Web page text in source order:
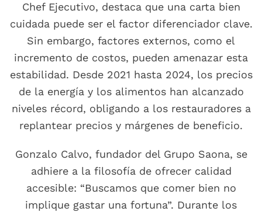
Chef Ejecutivo, destaca que una carta bien
cuidada puede ser el factor diferenciador clave.
Sin embargo, factores externos, como el
incremento de costos, pueden amenazar esta
estabilidad. Desde 2021 hasta 2024, los precios
de la energía y los alimentos han alcanzado
niveles récord, obligando a los restauradores a
replantear precios y márgenes de beneficio.
Gonzalo Calvo, fundador del Grupo Saona, se
adhiere a la filosofía de ofrecer calidad
accesible: “Buscamos que comer bien no
implique gastar una fortuna”. Durante los